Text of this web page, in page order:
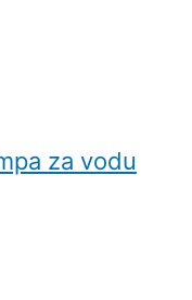
za vodu